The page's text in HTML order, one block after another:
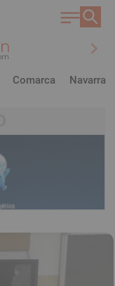
chevron_right
Comarca Navarra